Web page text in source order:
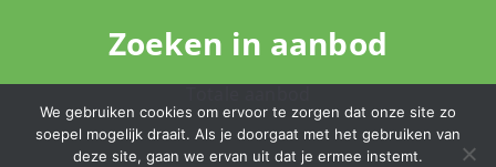
Zoeken in aanbod
We gebruiken cookies om ervoor te zorgen dat onze site zo
soepel mogelijk draait. Als je doorgaat met het gebruiken van
deze site, gaan we ervan uit dat je ermee instemt.